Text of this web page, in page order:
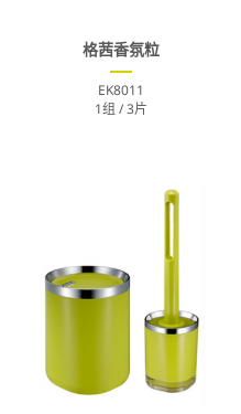
格茜香氛粒
EK8011
1组 / 3片